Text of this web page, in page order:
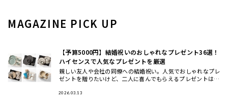
MAGAZINE PICK UP
【予算5000円】結婚祝いのおしゃれなプレゼント36選！
ハイセンスで人気なプレゼントを厳選
親しい友人や会社の同僚への結婚祝い。人気でおしゃれなプレ
ゼントを贈りたいけど、二人に喜んでもらえるプレゼントはな
るおすすめ
2026.03.13